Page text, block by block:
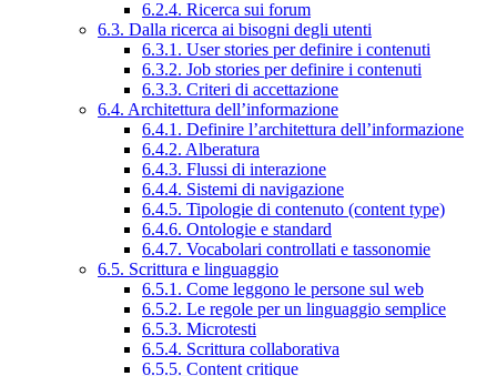
6.2.4. Ricerca sui forum
6.3. Dalla ricerca ai bisogni degli utenti
6.3.1. User stories per definire i contenuti
6.3.2. Job stories per definire i contenuti
6.3.3. Criteri di accettazione
6.4. Architettura dell’informazione
6.4.1. Definire l’architettura dell’informazione
6.4.2. Alberatura
6.4.3. Flussi di interazione
6.4.4. Sistemi di navigazione
6.4.5. Tipologie di contenuto (content type)
6.4.6. Ontologie e standard
6.4.7. Vocabolari controllati e tassonomie
6.5. Scrittura e linguaggio
6.5.1. Come leggono le persone sul web
6.5.2. Le regole per un linguaggio semplice
6.5.3. Microtesti
6.5.4. Scrittura collaborativa
6.5.5. Content critique